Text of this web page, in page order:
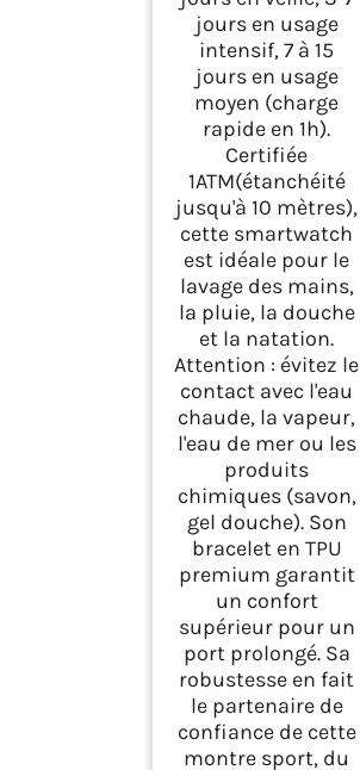
jours en usage
intensif, 7 à 15
jours en usage
moyen (charge
rapide en 1h).
Certifiée
1ATM(étanchéité
jusqu'à 10 mètres),
cette smartwatch
est idéale pour le
lavage des mains,
la pluie, la douche
et la natation.
Attention : évitez le
contact avec l'eau
chaude, la vapeur,
l'eau de mer ou les
produits
chimiques (savon,
gel douche). Son
bracelet en TPU
premium garantit
un confort
supérieur pour un
port prolongé. Sa
robustesse en fait
le partenaire de
confiance de cette
montre sport, du